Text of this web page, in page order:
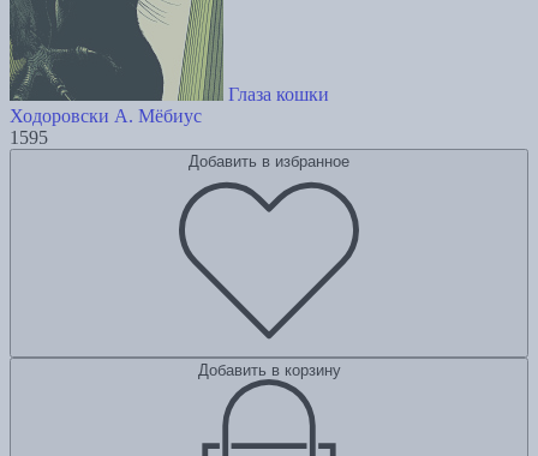
Глаза кошки
Ходоровски А. Мёбиус
1595
Добавить в избранное
Добавить в корзину